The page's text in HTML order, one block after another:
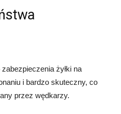
żyłki na
i bardzo skuteczny, co
przez wędkarzy.